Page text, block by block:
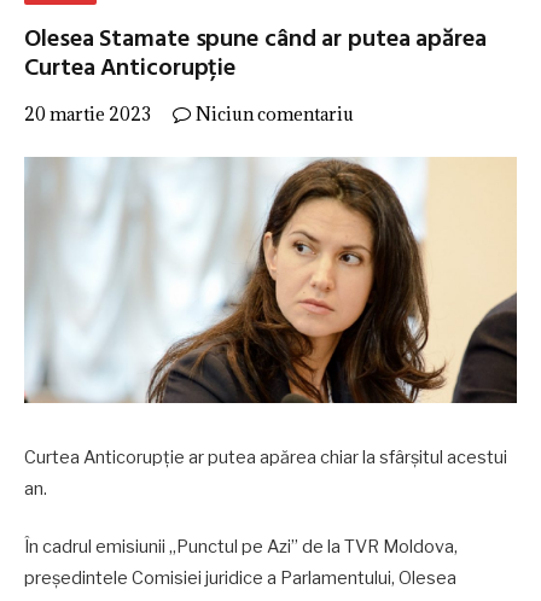
Olesea Stamate spune când ar putea apărea
Curtea Anticorupție
20 martie 2023 Niciun comentariu
Curtea Anticorupție ar putea apărea chiar la sfârșitul acestui
an.
În cadrul emisiunii „Punctul pe Azi” de la TVR Moldova,
președintele Comisiei juridice a Parlamentului, Olesea